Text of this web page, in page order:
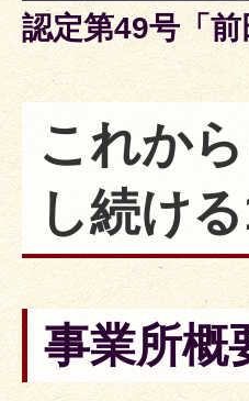
認定第49号「前
これか
し続け
事業所概